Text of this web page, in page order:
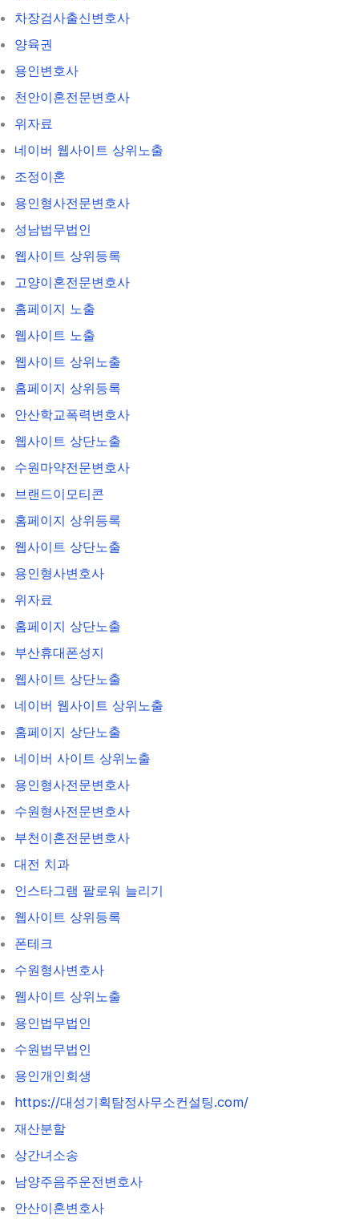
차장검사출신변호사
양육권
용인변호사
천안이혼전문변호사
위자료
네이버 웹사이트 상위노출
조정이혼
용인형사전문변호사
성남법무법인
웹사이트 상위등록
고양이혼전문변호사
홈페이지 노출
웹사이트 노출
웹사이트 상위노출
홈페이지 상위등록
안산학교폭력변호사
웹사이트 상단노출
수원마약전문변호사
브랜드이모티콘
홈페이지 상위등록
웹사이트 상단노출
용인형사변호사
위자료
홈페이지 상단노출
부산휴대폰성지
웹사이트 상단노출
네이버 웹사이트 상위노출
홈페이지 상단노출
네이버 사이트 상위노출
용인형사전문변호사
수원형사전문변호사
부천이혼전문변호사
대전 치과
인스타그램 팔로워 늘리기
웹사이트 상위등록
폰테크
수원형사변호사
웹사이트 상위노출
용인법무법인
수원법무법인
용인개인회생
https://대성기획탐정사무소컨설팅.com/
재산분할
상간녀소송
남양주음주운전변호사
안산이혼변호사